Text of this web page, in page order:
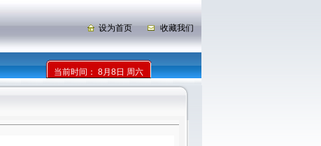
设为首页 收藏我们
当前时间： 8月8日 周六